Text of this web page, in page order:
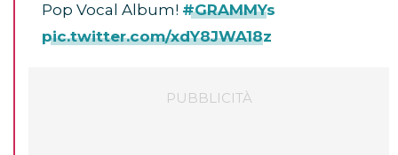
Pop Vocal Album! #GRAMMYs
pic.twitter.com/xdY8JWA18z